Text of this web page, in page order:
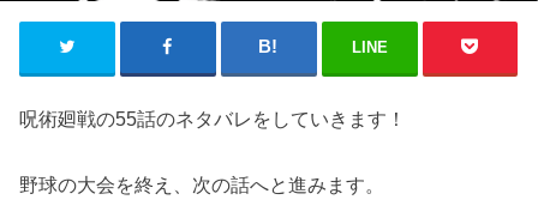
LINE
呪術廻戦の55話のネタバレをしていきます！
野球の大会を終え、次の話へと進みます。